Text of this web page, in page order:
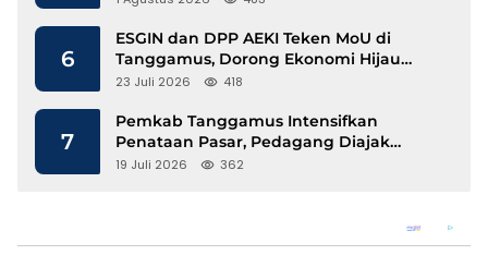
6
ESGIN dan DPP AEKI Teken MoU di
Tanggamus, Dorong Ekonomi Hijau
Berbasis Kopi dan Perdagangan Karbon
23 Juli 2026 418
7
Pemkab Tanggamus Intensifkan
Penataan Pasar, Pedagang Diajak
Tempati Pasar Modern Talang Padang
19 Juli 2026 362